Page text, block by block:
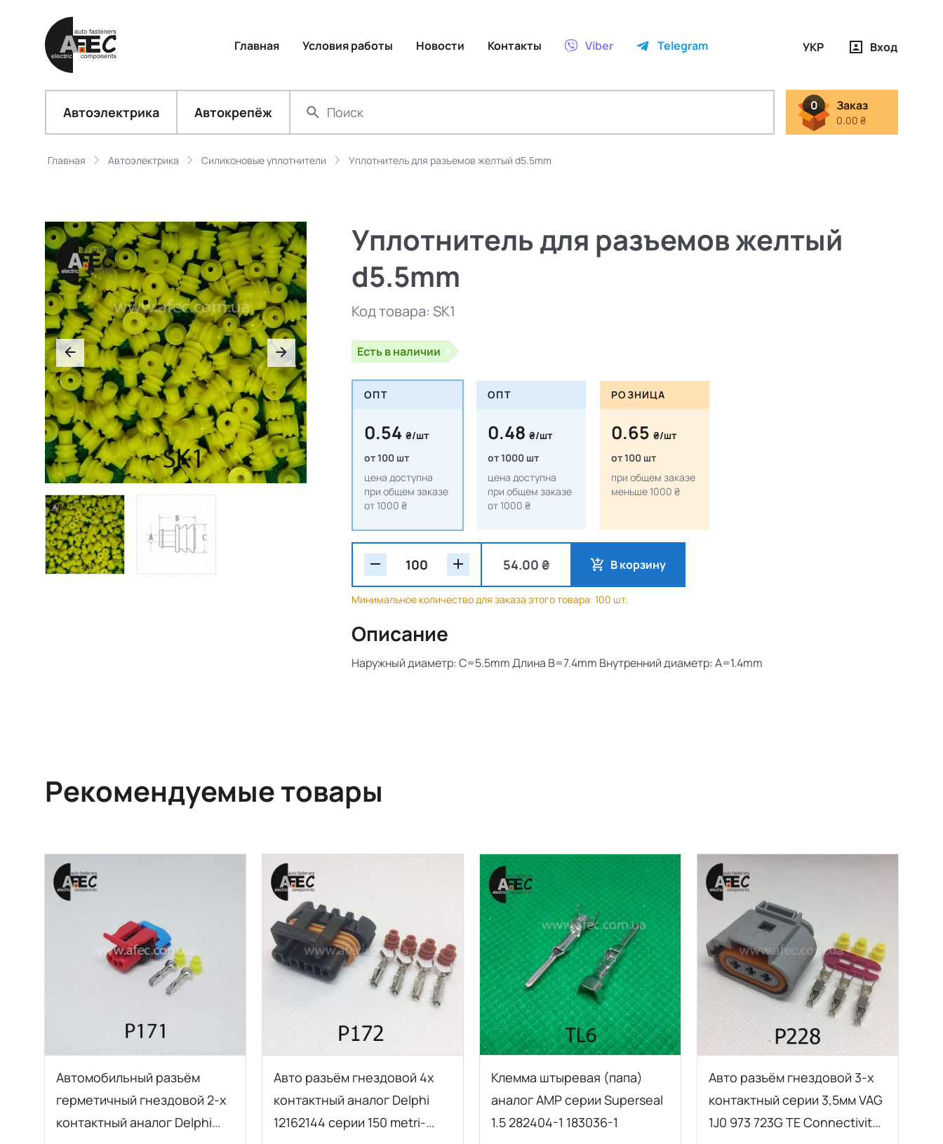
Главная Условия работы Новости Контакты Viber Telegram УКР Вход
Автоэлектрика Автокрепёж 0 Заказ
0.00 ₴
Главная Автоэлектрика Силиконовые уплотнители Уплотнитель для разъемов желтый d5.5mm
Уплотнитель для разъемов желтый
d5.5mm
Код товара:SK1
Есть в наличии
ОПТ
0.54₴/шт
от 100 шт
цена доступна
при общем заказе
от 1000 ₴
ОПТ
0.48₴/шт
от 1000 шт
цена доступна
при общем заказе
от 1000 ₴
РОЗНИЦА
0.65₴/шт
от 100 шт
при общем заказе
меньше 1000 ₴
54.00 ₴ В корзину
Минимальное количество для заказа этого товара: 100 шт.
Описание
Наружный диаметр:C=5.5mmДлина B=7.4mm Внутренний диаметр:A=1.4mm
Рекомендуемые товары
Автомобильный разъём
герметичный гнездовой 2-х
контактный аналог Delphi
Авто разъём гнездовой 4х
контактный аналог Delphi
12162144 серии 150 metri-
Клемма штыревая (папа)
аналог AMP серии Superseal
1.5 282404-1 183036-1
Авто разъём гнездовой 3-х
контактный серии 3,5мм VAG
1J0 973 723G TE Connectivity